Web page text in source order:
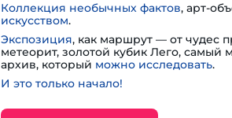
Коллекция необычных фактов, арт-
искусством.
Экспозиция, как маршрут — от чудес
метеорит, золотой кубик Лего,
архив, который можно исследовать.
И это только начало!